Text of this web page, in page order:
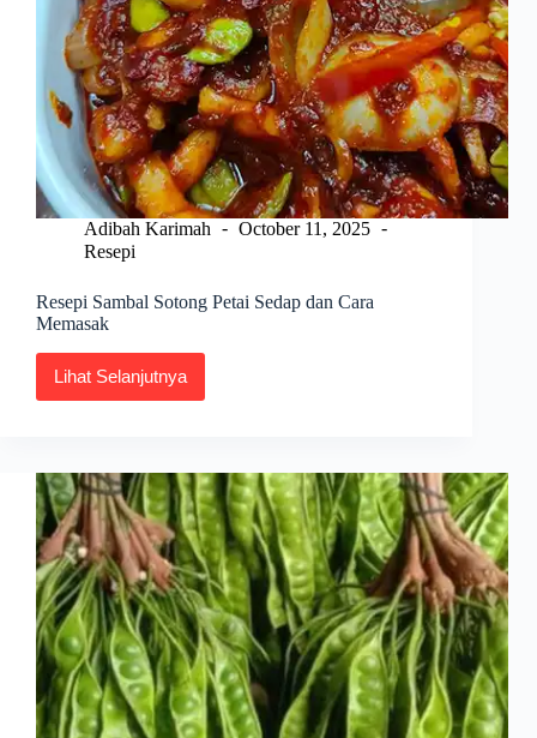
Adibah Karimah
October 11, 2025
Resepi
Resepi Sambal Sotong Petai Sedap dan Cara
Memasak
Lihat Selanjutnya
Resepi
Sambal
dan
Cara
Memasak